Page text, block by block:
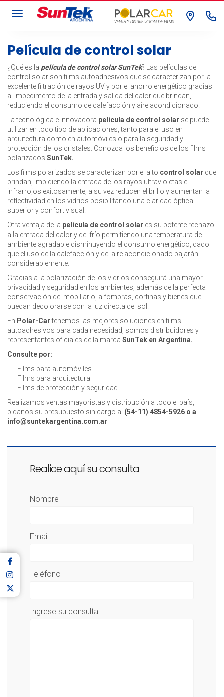
Toggle navigation
Película de control solar
¿Qué es la película de control solar SunTek? Las películas de
control solar son films autoadhesivos que se caracterizan por la
excelente filtración de rayos UV y por el ahorro energético gracias
al impedimento de la entrada y salida del calor que brindan,
reduciendo el consumo de calefacción y aire acondicionado.
La tecnológica e innovadora película de control solar se puede
utilizar en todo tipo de aplicaciones, tanto para el uso en
arquitectura como en automóviles o para la seguridad y
protección de los cristales. Conozca los beneficios de los films
polarizados SunTek.
Los films polarizados se caracterizan por el alto control solar que
brindan, impidiendo la entrada de los rayos ultravioletas e
infrarrojos exitosamente, a su vez reducen el brillo y aumentan la
reflectividad en los vidrios posibilitando una claridad óptica
superior y confort visual.
Otra ventaja de la película de control solar es su potente rechazo
a la entrada del calor y del frío permitiendo una temperatura de
ambiente agradable disminuyendo el consumo energético, dado
que el uso de la calefacción y del aire acondicionado bajarán
considerablemente.
Gracias a la polarización de los vidrios conseguirá una mayor
privacidad y seguridad en los ambientes, además de la perfecta
conservación del mobiliario, alfombras, cortinas y bienes que
puedan decolorarse con la luz directa del sol.
En Polar-Cartenemos las mejores soluciones en films
autoadhesivos para cada necesidad, somos distribuidores y
representantes oficiales de la marca SunTek en Argentina.
Consulte por:
Films para automóviles
Films para arquitectura
Films de protección y seguridad
Realizamos ventas mayoristas y distribución a todo el país,
pidanos su presupuesto sin cargo al (54-11) 4854-5926 o a
info@suntekargentina.com.ar
Realice aquí su consulta
Nombre
Email
Teléfono
Ingrese su consulta